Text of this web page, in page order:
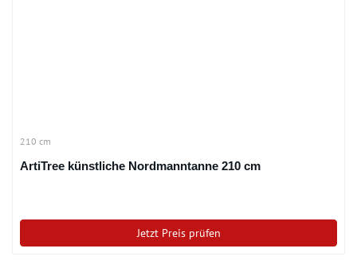
210 cm
ArtiTree künstliche Nordmanntanne 210 cm
Jetzt Preis prüfen